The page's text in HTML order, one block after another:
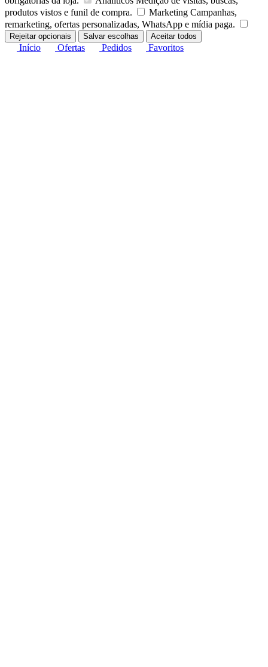
produtos vistos e funil de compra.
Marketing Campanhas,
remarketing, ofertas personalizadas, WhatsApp e mídia paga.
Rejeitar opcionais Salvar escolhas Aceitar todos
Início Ofertas Pedidos Favoritos